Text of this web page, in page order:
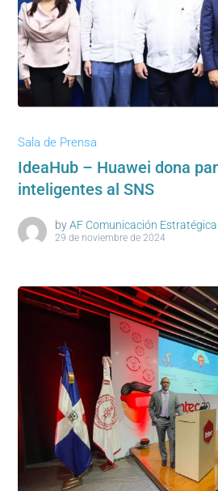
Sala de Prensa
IdeaHub – Huawei dona
inteligentes al SNS
by AF Comunicación Estratégica
29 de noviembre de 2024